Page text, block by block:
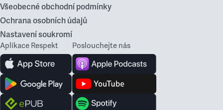
Všeobecné obchodní podmínky
Ochrana osobních údajů
Nastavení soukromí
Aplikace Respekt Poslouchejte nás